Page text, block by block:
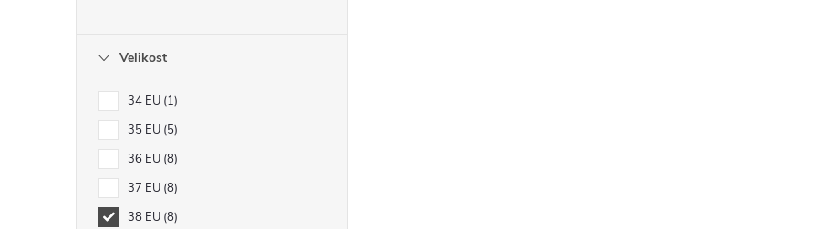
Velikost
34 EU 1
35 EU 5
36 EU 8
37 EU 8
38 EU 8